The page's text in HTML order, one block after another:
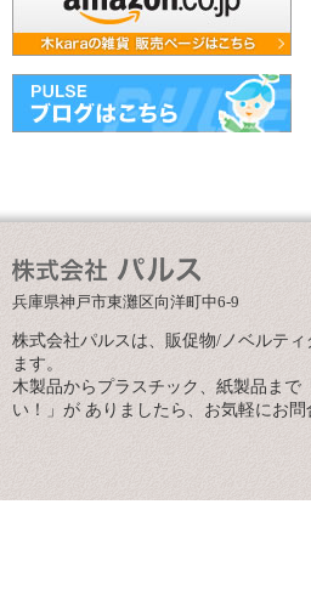
兵庫県神戸市東灘区向洋町中6-9
株式会社パルスは、販促物/ノベルテ
ます。
木製品からプラスチック、紙製品まで
い！」が ありましたら、お気軽にお問